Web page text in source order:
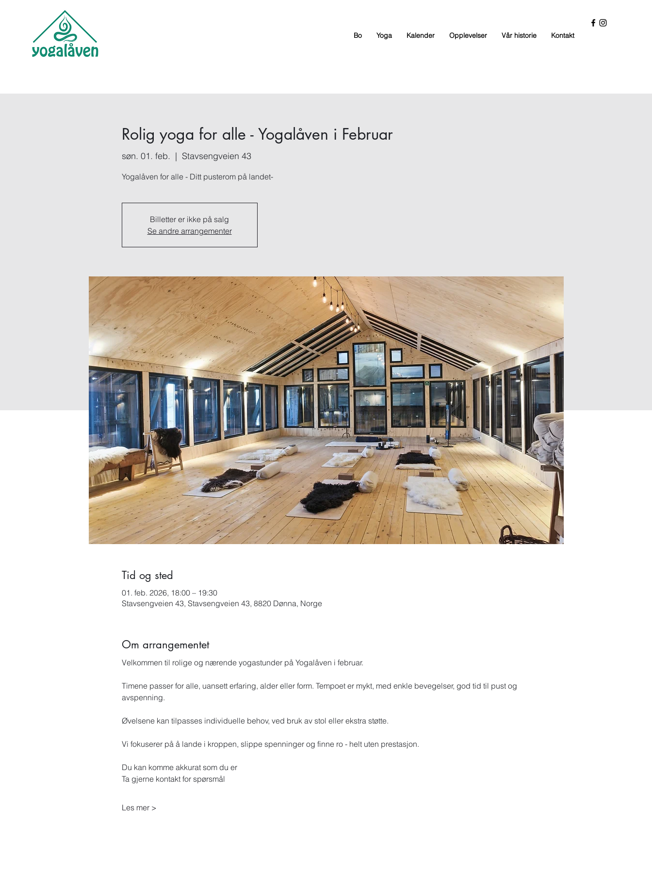
Bo Yoga Kalender Opplevelser Vår historie Kontakt
Rolig yoga for alle - Yogalåven i Februar
søn. 01. feb.
  |
Stavsengveien 43
Yogalåven for alle - Ditt pusterom på landet-
Billetter er ikke på salg
Se andre arrangementer
Tid og sted
01. feb. 2026, 18:00 – 19:30
Stavsengveien 43, Stavsengveien 43, 8820 Dønna, Norge
Om arrangementet
Velkommen til rolige og nærende yogastunder på Yogalåven i februar.
Timene passer for alle, uansett erfaring, alder eller form. Tempoet er mykt, med enkle bevegelser, god tid til pust og
avspenning.
Øvelsene kan tilpasses individuelle behov, ved bruk av stol eller ekstra støtte.
Vi fokuserer på å lande i kroppen, slippe spenninger og finne ro - helt uten prestasjon.
Du kan komme akkurat som du er
Ta gjerne kontakt for spørsmål
Les mer >